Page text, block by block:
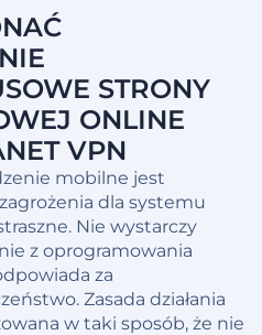
mobilne jest
dla systemu
Nie wystarczy
z oprogramowania
za
Zasada działania
w taki sposób, że nie
STRONY
ONLINE
VPN